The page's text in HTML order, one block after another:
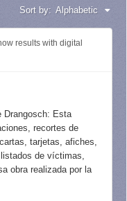
Sort by: Alphabetic
results with digital
Drangosch: Esta
recortes de
tarjetas, afiches,
de víctimas,
obra realizada por la